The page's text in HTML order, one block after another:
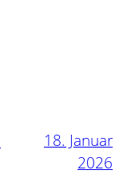
18. Januar
2026